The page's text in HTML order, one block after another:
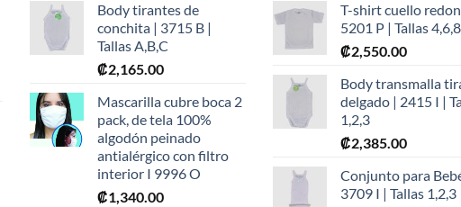
Body tirantes de
conchita | 3715 B |
Tallas A,B,C
₡2,165.00
Mascarilla cubre boca 2
pack, de tela 100%
algodón peinado
antialérgico con filtro
interior I 9996 O
₡1,340.00
T-shirt cuello
5201 P | Tallas 4,6,8
₡2,550.00
Body transmalla
delgado | 2415 I |
1,2,3
₡2,385.00
Conjunto para
3709 I | Tallas 1,2,3